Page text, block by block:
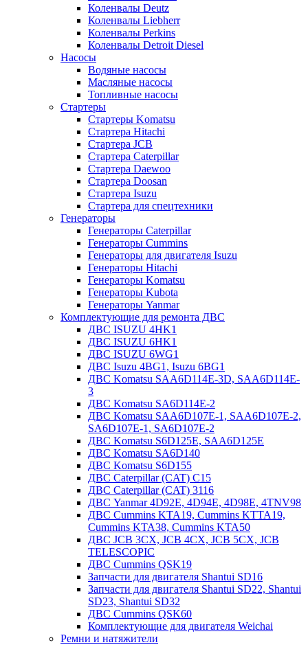
Коленвалы Deutz
Коленвалы Liebherr
Коленвалы Perkins
Коленвалы Detroit Diesel
Насосы
Водяные насосы
Масляные насосы
Топливные насосы
Стартеры
Стартеры Komatsu
Стартера Hitachi
Стартера JCB
Стартера Caterpillar
Стартера Daewoo
Стартера Doosan
Стартера Isuzu
Стартера для спецтехники
Генераторы
Генераторы Caterpillar
Генераторы Cummins
Генераторы для двигателя Isuzu
Генераторы Hitachi
Генераторы Komatsu
Генераторы Kubota
Генераторы Yanmar
Комплектующие для ремонта ДВС
ДВС ISUZU 4HK1
ДВС ISUZU 6HK1
ДВС ISUZU 6WG1
ДВС Isuzu 4BG1, Isuzu 6BG1
ДВС Komatsu SAA6D114E-3D, SAA6D114E-
3
ДВС Komatsu SA6D114E-2
ДВС Komatsu SAA6D107E-1, SAA6D107E-2,
SA6D107E-1, SA6D107E-2
ДВС Komatsu S6D125E, SAA6D125E
ДВС Komatsu SA6D140
ДВС Komatsu S6D155
ДВС Caterpillar (CAT) C15
ДВС Caterpillar (CAT) 3116
ДВС Yanmar 4D92E, 4D94E, 4D98E, 4TNV98
ДВС Cummins KTA19, Cummins KTTA19,
Cummins KTA38, Cummins KTA50
ДВС JCB 3CX, JCB 4CX, JCB 5CX, JCB
TELESCOPIC
ДВС Cummins QSK19
Запчасти для двигателя Shantui SD16
Запчасти для двигателя Shantui SD22, Shantui
SD23, Shantui SD32
ДВС Cummins QSK60
Комплектующие для двигателя Weichai
Ремни и натяжители